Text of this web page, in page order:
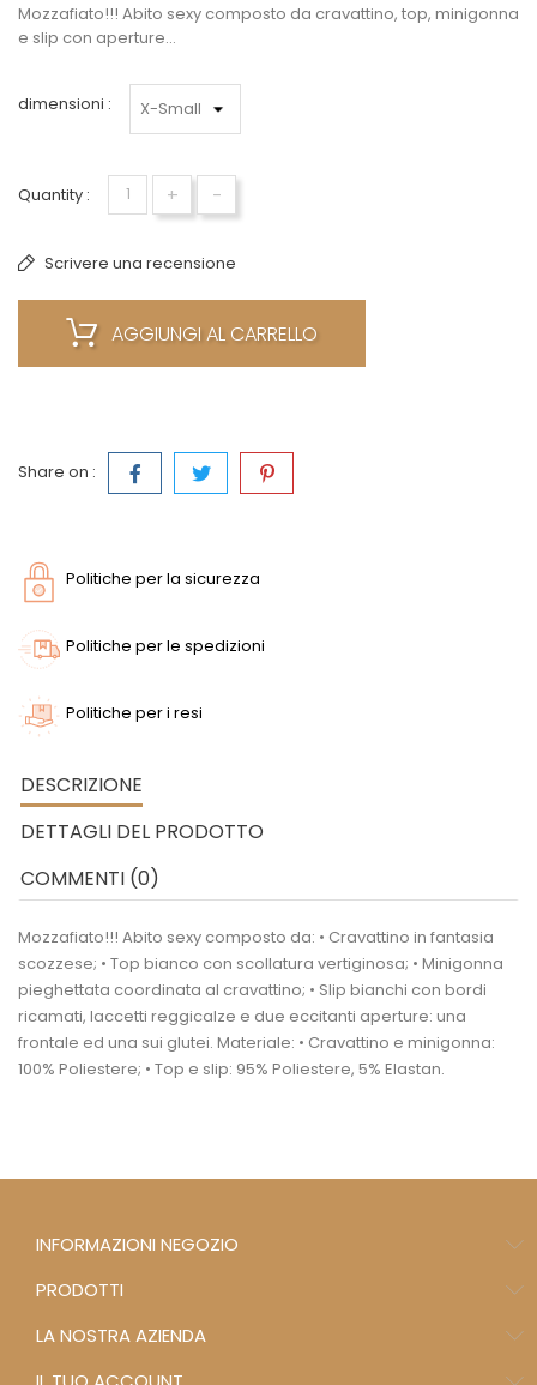
Mozzafiato!!! Abito sexy composto da cravattino, top, minigonna
e slip con aperture...
dimensioni :
Quantity : + -
Scrivere una recensione
AGGIUNGI AL CARRELLO
Share on :
Politiche per la sicurezza
Politiche per le spedizioni
Politiche per i resi
DESCRIZIONE
DETTAGLI DEL PRODOTTO
COMMENTI (0)
Mozzafiato!!! Abito sexy composto da: • Cravattino in fantasia
scozzese; • Top bianco con scollatura vertiginosa; • Minigonna
pieghettata coordinata al cravattino; • Slip bianchi con bordi
ricamati, laccetti reggicalze e due eccitanti aperture: una
frontale ed una sui glutei. Materiale: • Cravattino e minigonna:
100% Poliestere; • Top e slip: 95% Poliestere, 5% Elastan.
INFORMAZIONI NEGOZIO
PRODOTTI
LA NOSTRA AZIENDA